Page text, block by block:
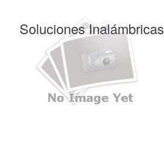
Soluciones Inalámbricas